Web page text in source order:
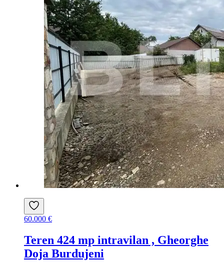
60.000 €
Teren 424 mp intravilan , Gheorghe
Doja Burdujeni